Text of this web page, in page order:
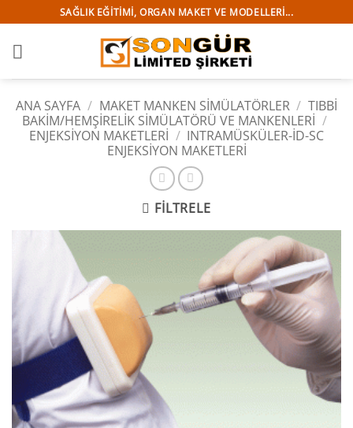
atla
SAĞLIK EĞITIMI, ORGAN MAKET VE MODELLERI...
ANA SAYFA / MAKET MANKEN SİMÜLATÖRLER / TIBBI
BAKIM/HEMŞIRELIK SIMÜLATÖRÜ VE MANKENLERI /
ENJEKSİYON MAKETLERİ / INTRAMÜSKÜLER-İD-SC
ENJEKSİYON MAKETLERİ
FILTRELE